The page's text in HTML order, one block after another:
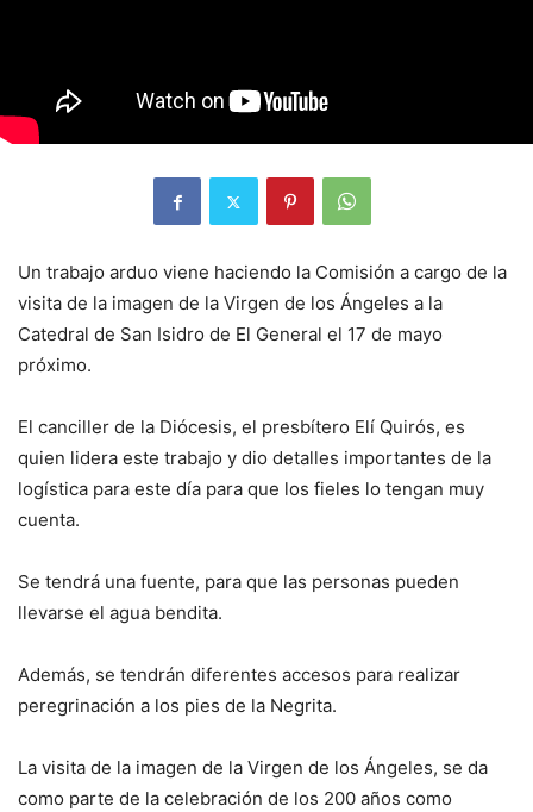
Un trabajo arduo viene haciendo la Comisión a cargo de la
visita de la imagen de la Virgen de los Ángeles a la
Catedral de San Isidro de El General el 17 de mayo
próximo.
El canciller de la Diócesis, el presbítero Elí Quirós, es
quien lidera este trabajo y dio detalles importantes de la
logística para este día para que los fieles lo tengan muy
cuenta.
Se tendrá una fuente, para que las personas pueden
llevarse el agua bendita.
Además, se tendrán diferentes accesos para realizar
peregrinación a los pies de la Negrita.
La visita de la imagen de la Virgen de los Ángeles, se da
como parte de la celebración de los 200 años como